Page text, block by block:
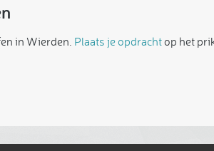
in Wierden. Plaats je opdrachtop het